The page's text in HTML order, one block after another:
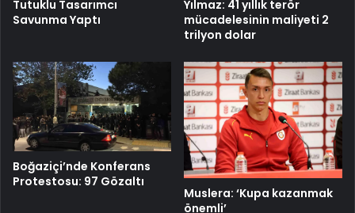
Tutuklu Tasarımcı
Savunma Yaptı
Yılmaz: 41 yıllık terör
mücadelesinin maliyeti 2
trilyon dolar
Boğaziçi’nde Konferans
Protestosu: 97 Gözaltı
Muslera: ‘Kupa kazanmak
önemli’